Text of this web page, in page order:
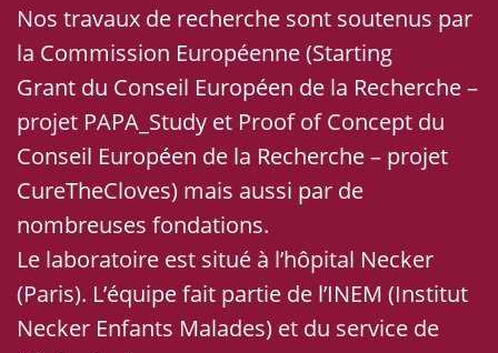
Nos travaux de recherche sont soutenus par
la Commission Européenne (Starting
Grant du Conseil Européen de la Recherche –
projet PAPA_Study et Proof of Concept du
Conseil Européen de la Recherche – projet
CureTheCloves) mais aussi par de
nombreuses fondations.
Le laboratoire est situé à l’hôpital Necker
(Paris). L’équipe fait partie de l’INEM (Institut
Necker Enfants Malades) et du service de